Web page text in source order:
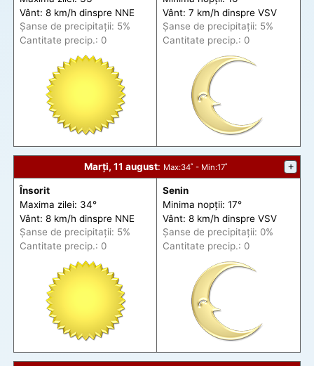
Vânt: 8 km/h dinspre NNE
Șanse de precipitații: 5%
Cantitate precip.: 0
Vânt: 7 km/h dinspre VSV
Șanse de precipitații: 5%
Cantitate precip.: 0
Marți, 11 august: Max:34˚ - Min:17˚ +
Însorit
Maxima zilei: 34°
Vânt: 8 km/h dinspre NNE
Șanse de precipitații: 5%
Cantitate precip.: 0
Senin
Minima nopții: 17°
Vânt: 8 km/h dinspre VSV
Șanse de precipitații: 0%
Cantitate precip.: 0